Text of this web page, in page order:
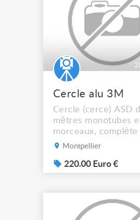
Cercle alu 3M
Cercle (cerce) ASD
mètres monotubes
morceaux, complète
les manchons et les
Montpellier
220.00 Euro €